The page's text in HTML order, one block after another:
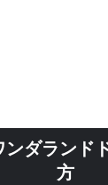
ンダランド
方